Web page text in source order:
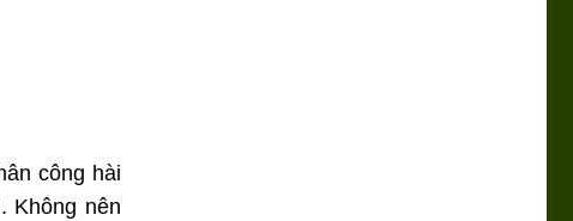
công hài
Không nên